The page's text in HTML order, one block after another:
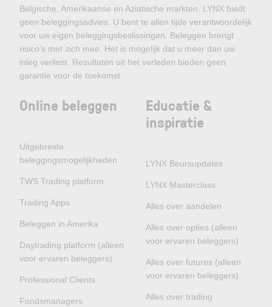
Belgische, Amerikaanse en Aziatische markten. LYNX biedt
geen beleggingsadvies. U bent te allen tijde verantwoordelijk
voor uw eigen beleggingsbeslissingen. Beleggen brengt
risico’s met zich mee. Het is mogelijk dat u meer dan uw
inleg verliest. Resultaten uit het verleden bieden geen
garantie voor de toekomst.
Online beleggen
Uitgebreide
beleggingsmogelijkheden
TWS Trading platform
Trading Apps
Beleggen in Amerika
Daytrading platform (alleen
voor ervaren beleggers)
Professional Clients
Fondsmanagers
Educatie &
inspiratie
LYNX Beursupdates
LYNX Masterclass
Alles over aandelen
Alles over opties (alleen
voor ervaren beleggers)
Alles over futures (alleen
voor ervaren beleggers)
Alles over trading